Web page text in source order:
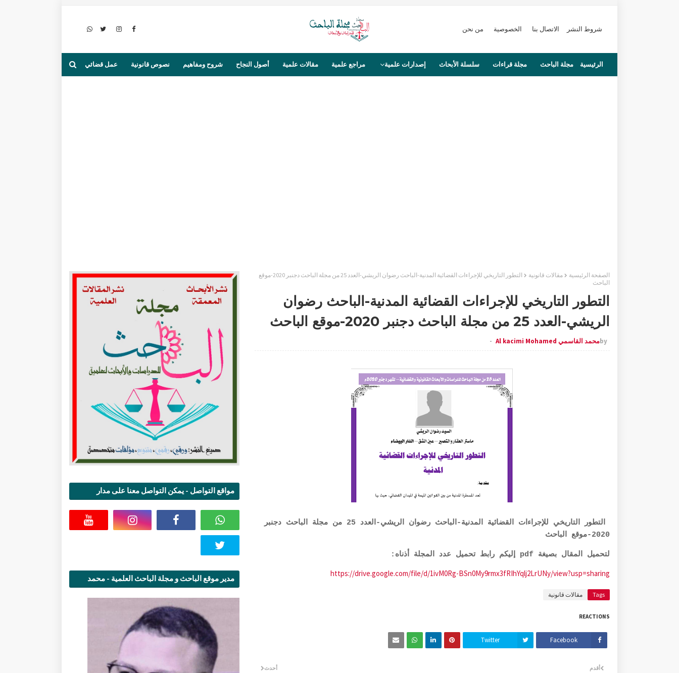
شروط النشر الاتصال بنا الخصوصية من نحن
الرئيسية مجلة الباحث مجلة قراءات سلسلة الأبحاث إصدارات علمية مراجع علمية مقالات علمية أصول النجاح شروح ومفاهيم نصوص قانونية عمل قضائي
الصفحة الرئيسية مقالات قانونية
التطور التاريخي للإجراءات القضائية المدنية-الباحث رضوان الريشي-العدد 25 من مجلة الباحث دجنبر 2020-موقع
الباحث
التطور التاريخي للإجراءات القضائية المدنية-الباحث رضوان
الريشي-العدد 25 من مجلة الباحث دجنبر 2020-موقع الباحث
byمحمد القاسمي Al kacimi Mohamed
التطور التاريخي للإجراءات القضائية المدنية-الباحث رضوان الريشي-العدد 25 من مجلة الباحث دجنبر
2020-موقع الباحث
لتحميل المقال بصيغة pdf إليكم رابط تحميل عدد المجلة أذناه:
https://drive.google.com/file/d/1ivM0Rg-BSn0My9rmx3fRIhYqlj2LrUNy/view?usp=sharing
Tags مقالات قانونية
REACTIONS
Facebook
Twitter
أحدث أقدم
مواقع التواصل - يمكن التواصل معنا على مدار
مدير موقع الباحث و مجلة الباحث العلمية - محمد